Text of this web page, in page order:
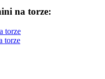
na torze:
torze
torze